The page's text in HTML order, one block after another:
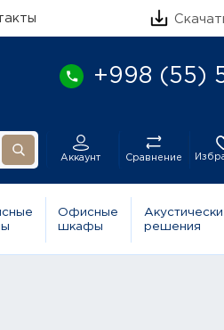
+998 (55)
Аккаунт Сравнение
Офисные
шкафы
решения